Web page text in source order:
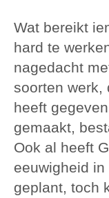
Wat bereikt
hard te
nagedacht
soorten werk,
heeft
gemaakt,
Ook al heeft
eeuwigheid
geplant, toch